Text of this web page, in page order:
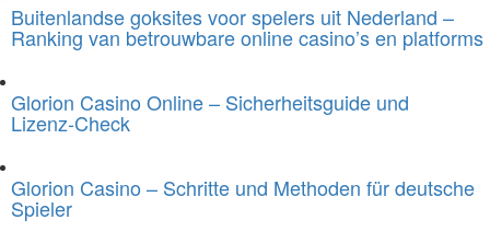
Buitenlandse goksites voor spelers uit Nederland –
Ranking van betrouwbare online casino’s en platforms
Glorion Casino Online – Sicherheitsguide und
Lizenz‑Check
Glorion Casino – Schritte und Methoden für deutsche
Spieler